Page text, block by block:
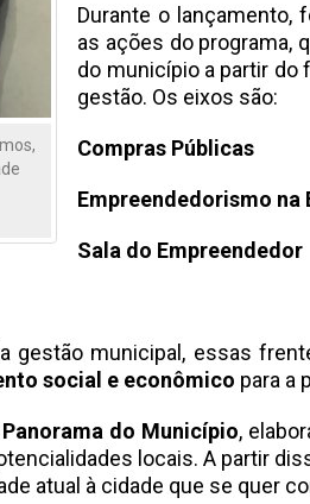
Durante o lançamento,
as ações do programa,
do município a partir do
gestão. Os eixos são:
Compras Públicas
Empreendedorismo na
Sala do Empreendedor
gestão municipal, essas
social e econômico para a
Panorama do Município,
locais. A partir
atual à cidade que se quer